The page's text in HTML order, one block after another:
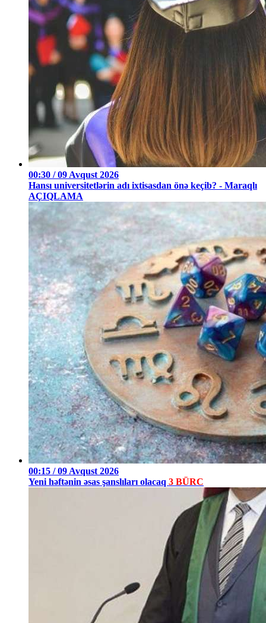
00:30 / 09 Avqust 2026
Hansı universitetlərin adı ixtisasdan önə keçib? - Maraqlı
AÇIQLAMA
00:15 / 09 Avqust 2026
Yeni həftənin əsas şanslıları olacaq 3 BÜRC